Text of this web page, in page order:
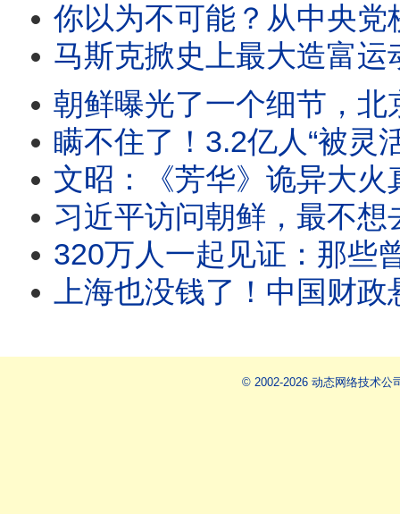
你以为不可能？从中央党校校长到“小组长
马斯克掀史上最大造富运动：SPACE X上市、“共
朝鲜曝光了一个细节，北京
瞒不住了！3.2亿人“被灵活”：中
文昭：《芳华》诡异大火
习近平访问朝鲜，最不想去的地方还是去了，暗
320万人一起见证：那些曾被嘲笑的
上海也没钱了！中国财政悬崖全面浮现：教师欠
© 2002-2026 动态网络技术公